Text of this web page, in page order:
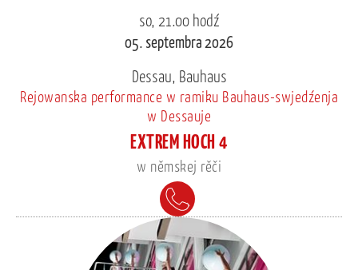
so, 21.00 hodź
05. septembra 2026
Dessau, Bauhaus
Rejowanska performance w ramiku Bauhaus-swjedźenja
w Dessauje
EXTREM HOCH 4
w němskej rěči